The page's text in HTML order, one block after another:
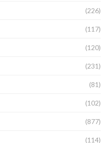
(226)
(117)
(120)
(231)
(81)
(102)
(877)
(114)